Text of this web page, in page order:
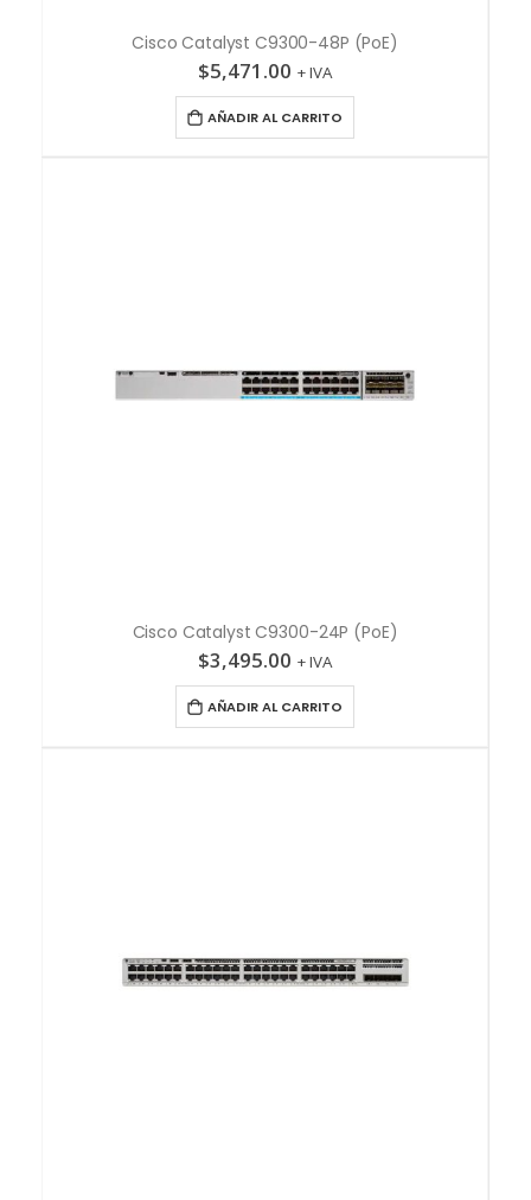
Cisco Catalyst C9300-48P (PoE)
$5,471.00 + IVA
AÑADIR AL CARRITO
Cisco Catalyst C9300-24P (PoE)
$3,495.00 + IVA
AÑADIR AL CARRITO